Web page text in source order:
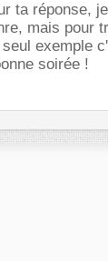
ta réponse,
mais pour
exemple
soirée !